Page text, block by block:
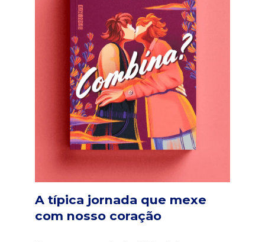
A típica jornada que mexe
com nosso coração